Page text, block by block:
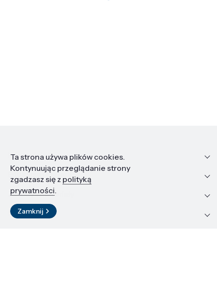
Informacje
Edukacja i kariera
Zasoby i materiały
Kontakt
Ta strona używa plików cookies.
Kontynuując przeglądanie strony
zgadzasz się z polityką
prywatności.
Zamknij